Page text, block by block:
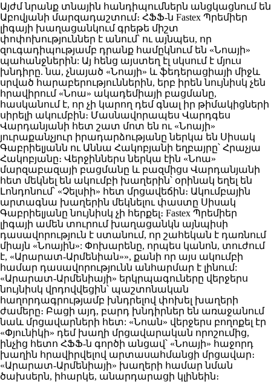
Այժմ նրանք տնային հանդիպումներն անցկացնում են
Աբովյանի մարզադաշտում։ ՀՖՖ-ն Fastex Պրեմիեր
լիգայի խաղացանկում գրեթե միշտ
փոփոխություններ է անում՝ ու այնպես, որ
զուգադիպությամբ դրանք համըկնում են «Նոայի»
պահանջներին: Այ հենց այստեղ էլ սկսում է մյուս
խնդիրը. նա, չնայած «Նոայի» և ֆեդերացիայի միջև
սրված հարաբերություններին, երբ իրեն նույնիսկ չեն
հրավիրում «Նոա» ակադեմիայի բացմանը,
հասկանում է, որ չի կարող դեմ գնալ իր թիմակիցների
սիրելի ակումբին։ Մասնավորապես Վարդգես
Վարդանյանի հետ շատ մոտ են ու «Նոայի»
յուրաքանչյուր իրադարձությանը ներկա են Սիսակ
Գաբրիելյանն ու Աննա Հակոբյանի եղբայրը՝ Հրաչյա
Հակոբյանը։ Վերջիններս ներկա էին «Նոա»
մարզաբազայի բացմանը և բազմիցս Վարդանյանի
հետ մեկնել են ակումբի խաղերին՝ օրինակ եղել են
Լոնդոնում՝ «Չելսիի» հետ մրցավեճին։ Ակումբային
արտագնա խաղերին մեկնելու փաստը Սիսակ
Գաբրիելյանը նույնիսկ չի հերքել։ Fastex Պրեմիեր
լիգայի ամեն տուրում խաղացանկն այնպիսի
դասավորություն է ստանում, որ շահեկան է դառնում
միայն «Նոային»: Փոխարենը, որպես կանոն, տուժում
է, «Արարատ-Արմենիան»», քանի որ այս ակումբի
համար դասավորությունն անհարմար է լինում:
«Արարատ-Արմենիայի» երկրպագուները վերջերս
նույնիսկ վրդովվեցին՝ պաշտոնական
հաղորդագրությամբ խնդրելով փոխել խաղերի
ժամերը։ Բացի այդ, բարդ խնդիրներ են առաջանում
նաև մրցավարների հետ: «Նոան» վերջերս բողոքել էր
«Փյունիկի» դեմ խաղի մրցավարական որոշումից,
ինչից հետո ՀՖՖ-ն գործի անցավ՝ «Նոայի» հաջորդ
խաղին հրավիրվելով արտասահմանցի մրցավար։
«Արարատ-Արմենիայի» խաղերի համար նման
ծախսերն, իհարկե, անարդարացի կլինեին։